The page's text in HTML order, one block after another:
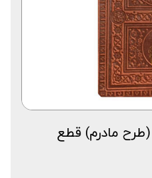
مادرم) قطع